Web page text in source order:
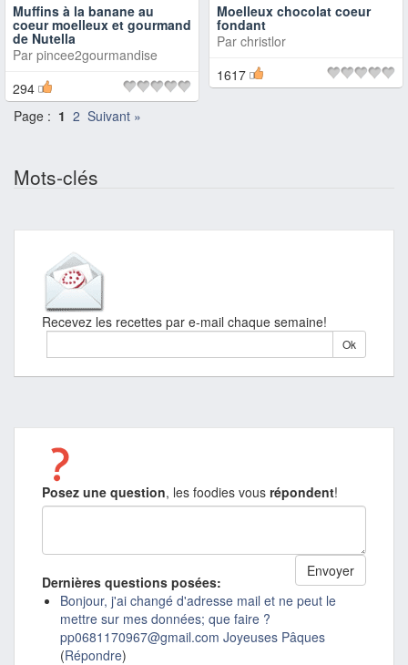
Muffins à la banane au
coeur moelleux et gourmand
de Nutella
Par pincee2gourmandise
294
Moelleux chocolat coeur
fondant
Par christlor
1617
Page : 1 2 Suivant »
Mots-clés
Recevez les recettes par e-mail chaque semaine!
Posez une question, les foodies vous répondent!
Dernières questions posées:
Bonjour, j'ai changé d'adresse mail et ne peut le
mettre sur mes données; que faire ?
pp0681170967@gmail.com Joyeuses Pâques
(Répondre)